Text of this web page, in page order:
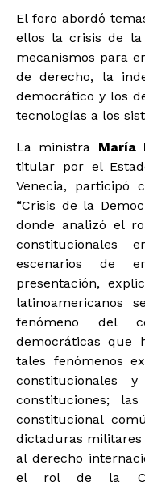
El foro abordó
ellos la crisis de la
mecanismos para
de derecho, la
democrático y los
tecnologías a los
La ministra María
titular por el
Venecia, participó
“Crisis de la
donde analizó el
constitucionales
escenarios de
presentación,
latinoamericanos
fenómeno del
democráticas que
tales fenómenos
constitucionales
constituciones;
constitucional
dictaduras militares
al derecho
el rol de la